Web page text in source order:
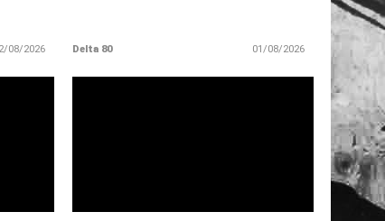
08/2026 Delta 80 01/08/2026